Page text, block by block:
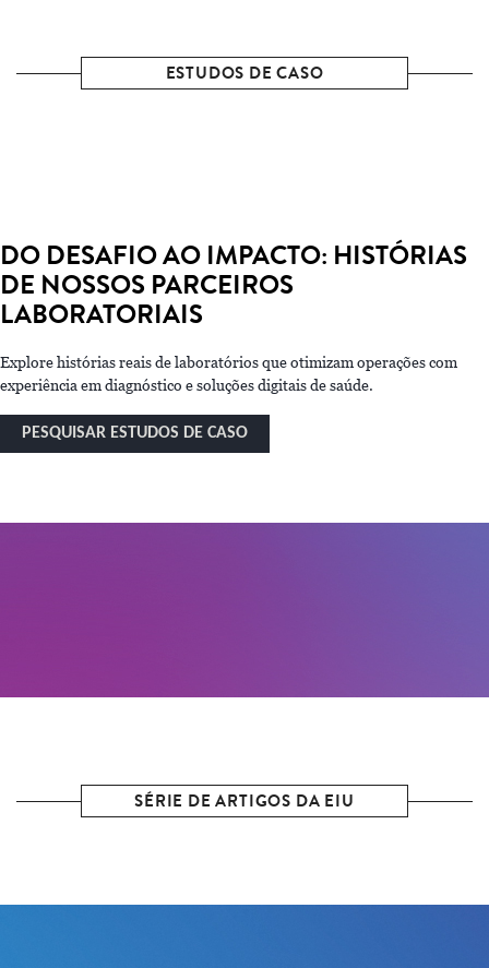
ESTUDOS DE CASO
DO DESAFIO AO IMPACTO: HISTÓRIAS
DE NOSSOS PARCEIROS
LABORATORIAIS
Explore histórias reais de laboratórios que otimizam operações com
experiência em diagnóstico e soluções digitais de saúde.
PESQUISAR ESTUDOS DE CASO
SÉRIE DE ARTIGOS DA EIU